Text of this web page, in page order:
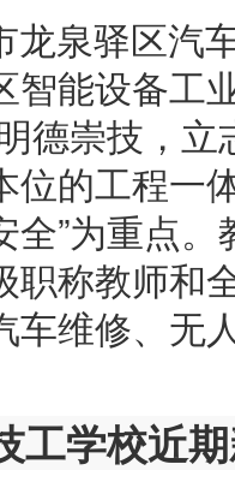
龙泉驿区汽
智能设备工
德崇技，
位的工程一
全”为重点
职称教师和
车维修、无
工学校近